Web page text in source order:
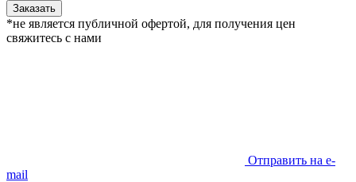
Заказать
*не является публичной офертой, для получения цен
свяжитесь с нами
Отправить на e-
mail